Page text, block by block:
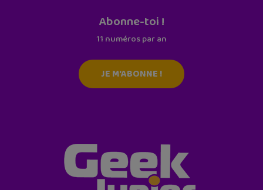
Abonne-toi !
11 numéros par an
JE M'ABONNE !